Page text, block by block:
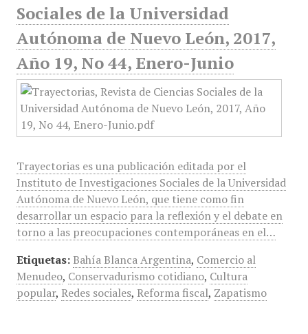
Sociales de la Universidad
Autónoma de Nuevo León, 2017,
Año 19, No 44, Enero-Junio
Trayectorias es una publicación editada por el
Instituto de Investigaciones Sociales de la Universidad
Autónoma de Nuevo León, que tiene como fin
desarrollar un espacio para la reflexión y el debate en
torno a las preocupaciones contemporáneas en el…
Etiquetas: Bahía Blanca Argentina, Comercio al
Menudeo, Conservadurismo cotidiano, Cultura
popular, Redes sociales, Reforma fiscal, Zapatismo